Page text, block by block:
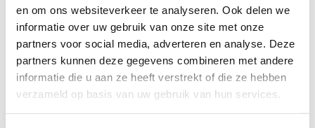
en om ons websiteverkeer te analyseren. Ook delen we
informatie over uw gebruik van onze site met onze
partners voor social media, adverteren en analyse. Deze
partners kunnen deze gegevens combineren met andere
informatie die u aan ze heeft verstrekt of die ze hebben
verzameld op basis van uw gebruik van hun services.